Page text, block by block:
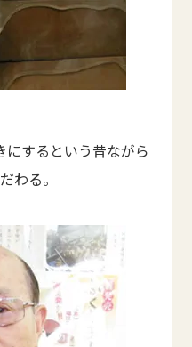
するという昔ながら
わる。